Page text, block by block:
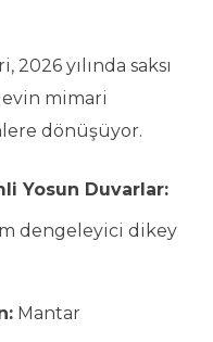
2026 yılında saksı
mimari
dönüşüyor.
Yosun Duvarlar:
dengeleyici dikey
Mantar